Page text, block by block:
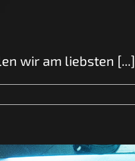
wir am liebsten [...]